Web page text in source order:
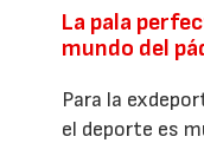
La pala
mundo del
Para la
el deporte es